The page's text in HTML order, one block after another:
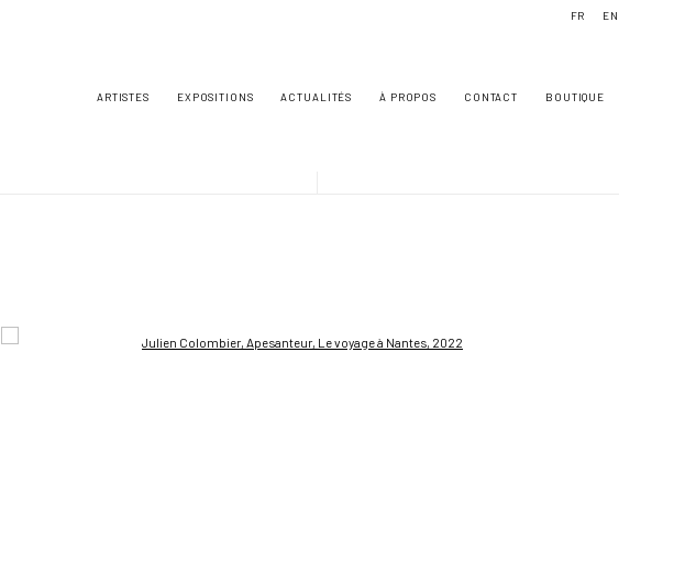
ARTISTES EXPOSITIONS ACTUALITÉS À PROPOS CONTACT BOUTIQUE
FR EN
Open a larger version of the following image in a popup: